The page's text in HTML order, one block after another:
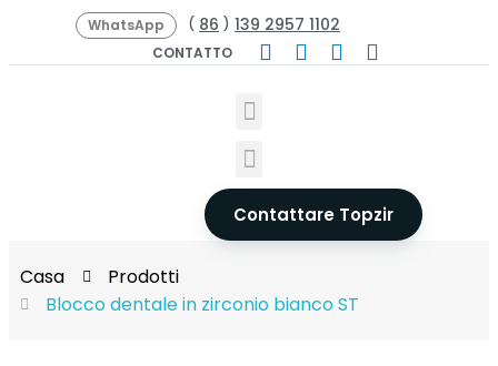
WhatsApp ( 86 ) 139 2957 1102
CONTATTO
Contattare Topzir
Casa
Prodotti
Blocco dentale in zirconio bianco ST